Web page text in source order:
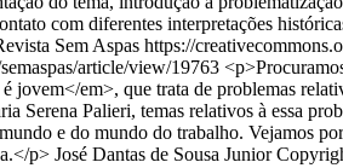
com diferentes interpretações
Sem Aspas https://
article/view/19763
jovem</em>, que trata de problemas
Serena Palieri, temas relativos à essa
e do mundo do trabalho. Vejamos
p> José Dantas de Sousa Junior